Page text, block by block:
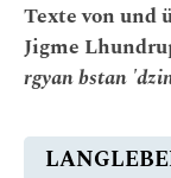
Texte von und
Jigme
rgyan bstan